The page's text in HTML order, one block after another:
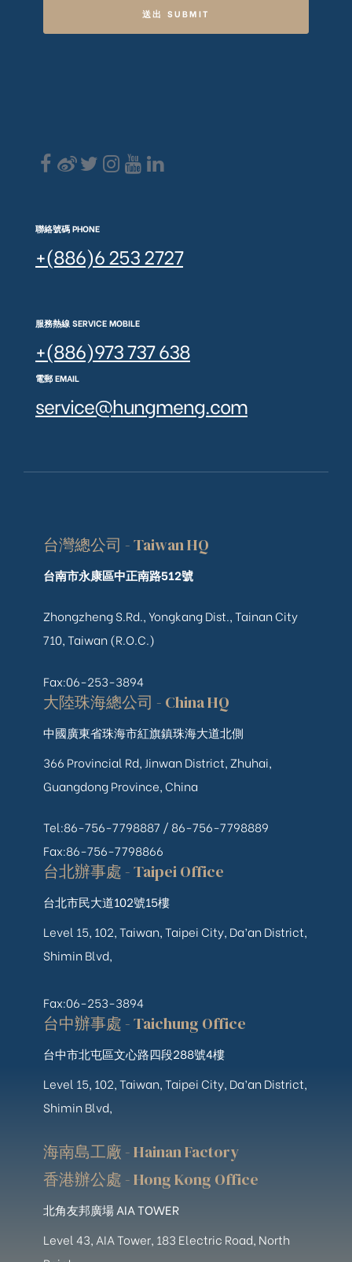
送出 SUBMIT
聯絡號碼 PHONE
+(886)6 253 2727
服務熱線 SERVICE MOBILE
+(886)973 737 638
電郵 EMAIL
service@hungmeng.com
台灣總公司 - Taiwan HQ
台南市永康區中正南路512號
Zhongzheng S.Rd., Yongkang Dist., Tainan City
710, Taiwan (R.O.C.)
Fax:06-253-3894
大陸珠海總公司 - China HQ
中國廣東省珠海市紅旗鎮珠海大道北側
366 Provincial Rd, Jinwan District, Zhuhai,
Guangdong Province, China
Tel:86-756-7798887 / 86-756-7798889
Fax:86-756-7798866
台北辦事處 - Taipei Office
台北市民大道102號15樓
Level 15, 102, Taiwan, Taipei City, Da’an District,
Shimin Blvd,
Fax:06-253-3894
台中辦事處 - Taichung Office
台中市北屯區文心路四段288號4樓
Level 15, 102, Taiwan, Taipei City, Da’an District,
Shimin Blvd,
海南島工廠 - Hainan Factory
香港辦公處 - Hong Kong Office
北角友邦廣場 AIA TOWER
Level 43, AIA Tower, 183 Electric Road, North